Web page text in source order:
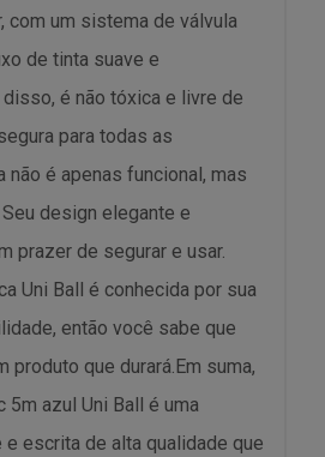
com um sistema de válvula
de tinta suave e
é não tóxica e livre de
para todas as
não é apenas funcional, mas
design elegante e
prazer de segurar e usar.
Uni Ball é conhecida por sua
então você sabe que
produto que durará.Em suma,
5m azul Uni Ball é uma
escrita de alta qualidade que